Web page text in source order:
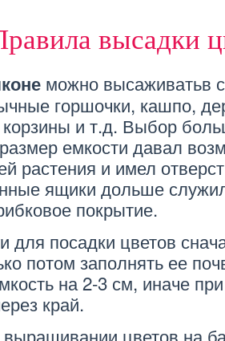
высадки
можно высаживатьв
горшочки, кашпо,
и т.д. Выбор
емкости давал
растения и имел
ящики дольше
покрытие.
для посадки цветов
потом заполнять ее
на 2-3 см, иначе
край.
цветов на